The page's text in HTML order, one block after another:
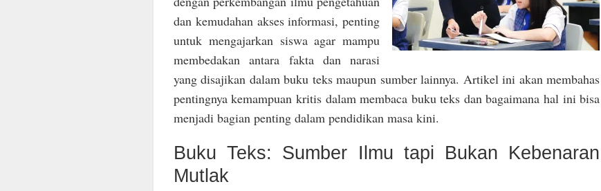
dan kemudahan akses informasi, penting
untuk mengajarkan siswa agar mampu
membedakan antara fakta dan narasi
yang disajikan dalam buku teks maupun sumber lainnya. Artikel ini akan membahas
pentingnya kemampuan kritis dalam membaca buku teks dan bagaimana hal ini bisa
menjadi bagian penting dalam pendidikan masa kini.
Buku Teks: Sumber Ilmu tapi Bukan Kebenaran
Mutlak